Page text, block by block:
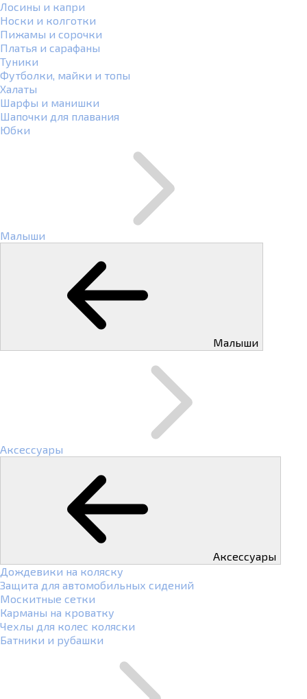
Лосины и капри
Носки и колготки
Пижамы и сорочки
Платья и сарафаны
Туники
Футболки, майки и топы
Халаты
Шарфы и манишки
Шапочки для плавания
Юбки
Малыши
Малыши
Аксессуары
Аксессуары
Дождевики на коляску
Защита для автомобильных сидений
Москитные сетки
Карманы на кроватку
Чехлы для колес коляски
Батники и рубашки